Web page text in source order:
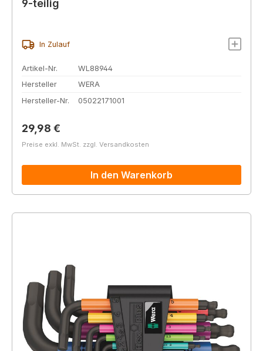
9-teilig
In Zulauf
Artikel-Nr.
WL88944
Hersteller
WERA
Hersteller-Nr.
05022171001
Regulärer Preis:
29,98 €
Preise exkl. MwSt. zzgl. Versandkosten
In den Warenkorb